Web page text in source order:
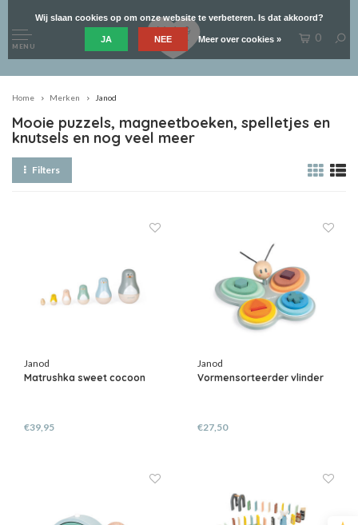
MENU
0
Home Merken Janod
Mooie puzzels, magneetboeken, spelletjes en
knutsels en nog veel meer
Filters
Janod
Matrushka sweet cocoon
€39,95
Janod
Vormensorteerder vlinder
€27,50
Wij slaan cookies op om onze website te verbeteren. Is dat akkoord?
JA NEE Meer over cookies »